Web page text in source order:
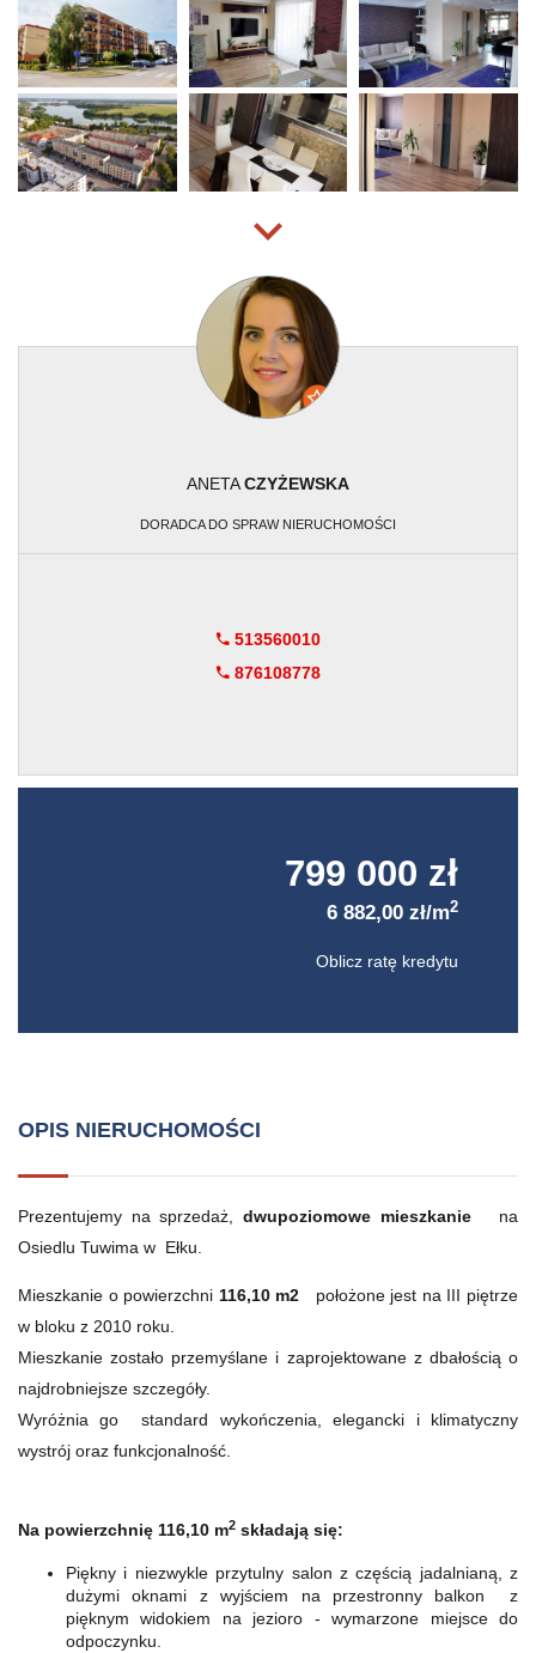
ANETACZYŻEWSKA
DORADCA DO SPRAW NIERUCHOMOŚCI
513560010
876108778
799 000 zł
6 882,00 zł/m2
Oblicz ratę kredytu
OPIS NIERUCHOMOŚCI
Prezentujemy na sprzedaż,dwupoziomowe mieszkanie
na
Osiedlu Tuwima w Ełku.
Mieszkanie o powierzchni 116,10 m2 położone jest na III piętrze
w bloku z 2010 roku.
Mieszkanie zostało przemyślane i zaprojektowane z dbałością o
najdrobniejsze szczegóły.
Wyróżnia go standard wykończenia, elegancki i klimatyczny
wystrój oraz funkcjonalność.
Na powierzchnię 116,10 m2 składają się:
Piękny i niezwykle przytulny salon z częścią jadalnianą, z
dużymi oknami z wyjściem na przestronny balkon z
pięknym widokiem na jezioro - wymarzone miejsce do
odpoczynku.